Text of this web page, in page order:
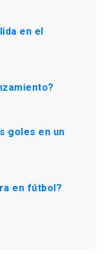
en el
goles en un
en fútbol?